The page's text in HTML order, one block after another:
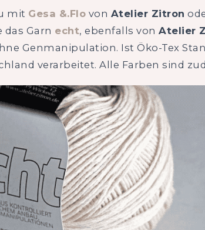
mit Gesa &.Flo von Atelier Zitron
Garn echt, ebenfalls von Atelier
Genmanipulation. Ist Öko-Tex
verarbeitet. Alle Farben sind